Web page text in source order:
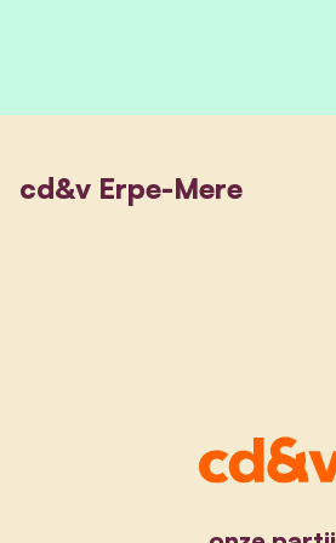
cd&v Erpe-Mere